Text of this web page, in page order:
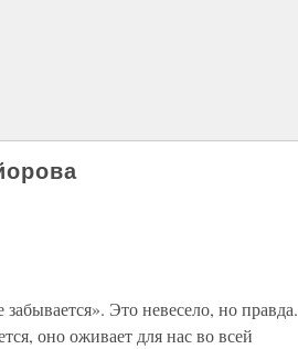
Это невесело, но правда.
оно оживает для нас во всей